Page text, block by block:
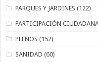
PARQUES Y JARDINES (122)
PARTICIPACIÓN
PLENOS (152)
SANIDAD (60)